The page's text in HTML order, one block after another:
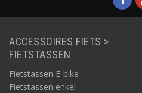
ACCESSOIRES FIETS >
FIETSTASSEN
Fietstassen E-bike
Fietstassen enkel